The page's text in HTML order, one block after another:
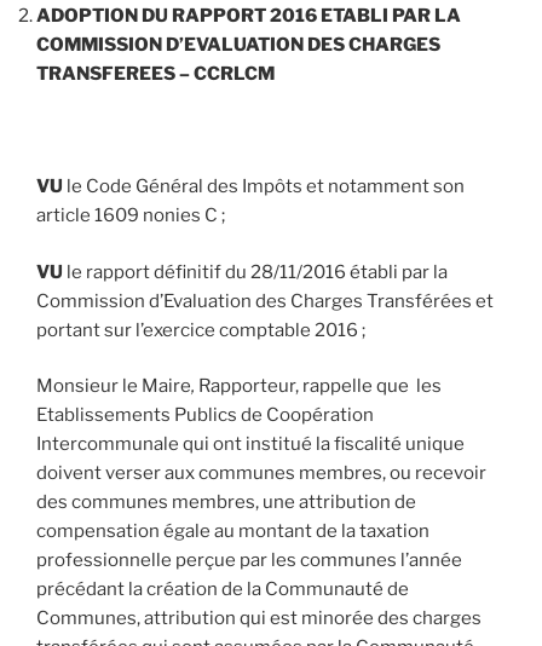
ADOPTION DU RAPPORT 2016 ETABLI PAR LA
COMMISSION D’EVALUATION DES CHARGES
TRANSFEREES – CCRLCM
VU le Code Général des Impôts et notamment son
article 1609 nonies C ;
VU le rapport définitif du 28/11/2016 établi par la
Commission d’Evaluation des Charges Transférées et
portant sur l’exercice comptable 2016 ;
Monsieur le Maire, Rapporteur, rappelle que les
Etablissements Publics de Coopération
Intercommunale qui ont institué la fiscalité unique
doivent verser aux communes membres, ou recevoir
des communes membres, une attribution de
compensation égale au montant de la taxation
professionnelle perçue par les communes l’année
précédant la création de la Communauté de
Communes, attribution qui est minorée des charges